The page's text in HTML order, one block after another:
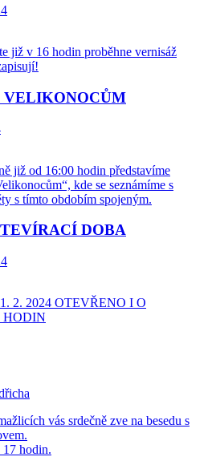
již v 16 hodin proběhne vernisáž
VELIKONOCŮM
již od 16:00 hodin představíme
kde se seznámíme s
s tímto obdobím spojeným.
DOBA
2. 2024 OTEVŘENO I O
HODIN
vás srdečně zve na besedu s
17 hodin.